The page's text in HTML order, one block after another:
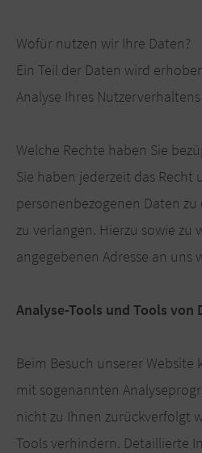
Wofür nutzen wir Ihre Daten?
Ein Teil der Daten wird
Analyse Ihres
Welche Rechte haben Sie
Sie haben jederzeit das
personenbezogenen Daten
zu verlangen. Hierzu sowie
angegebenen Adresse an
Analyse-Tools und Tools
Beim Besuch unserer
mit sogenannten
nicht zu Ihnen zurückverfolgt
Tools verhindern. Detaillierte